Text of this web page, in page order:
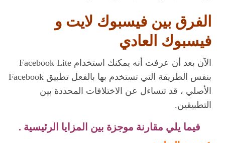
الفرق بين فيسبوك لايت و
فيسبوك العادي
الآن بعد أن عرفت أنه يمكنك استخدام Facebook Lite
بنفس الطريقة التي تستخدم بها بالفعل تطبيق Facebook
الأصلي ، قد تتساءل عن الاختلافات المحددة بين
التطبيقين.
فيما يلي مقارنة موجزة بين المزايا الرئيسية .